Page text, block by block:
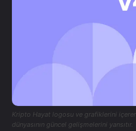
Kripto Hayat logosu ve grafiklerini
dünyasının güncel gelişmelerini yansıtır.